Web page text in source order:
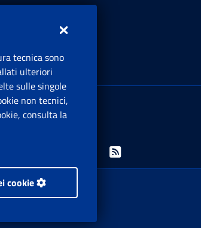
il Grande, 21
Apre una nuova finestra
Apre una nuova finestra
Whatsapp: Apre una nuova finestra
Youtube: Apre una nuova
Instagram: Apre una
Linkedin: Apre
Rss: Apre
tecnica sono
ulteriori
sulle singole
non tecnici,
consulta la
cookie